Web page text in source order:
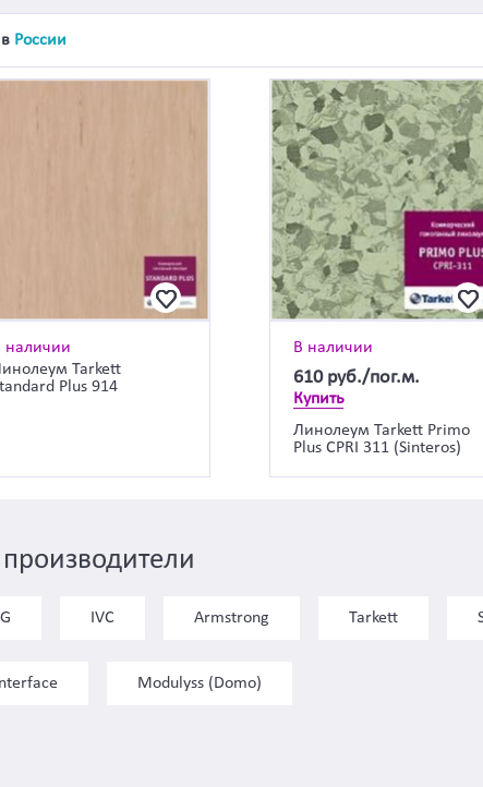
в России
наличии
Tarkett
Plus 914
В наличии
610 руб./пог.м.
Купить
Линолеум Tarkett Primo
Plus CPRI 311 (Sinteros)
IVC Armstrong Tarkett
Interface Modulyss (Domo)